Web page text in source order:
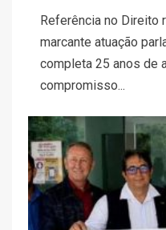
Referência no Direito
marcante atuação
completa 25 anos de
compromisso...